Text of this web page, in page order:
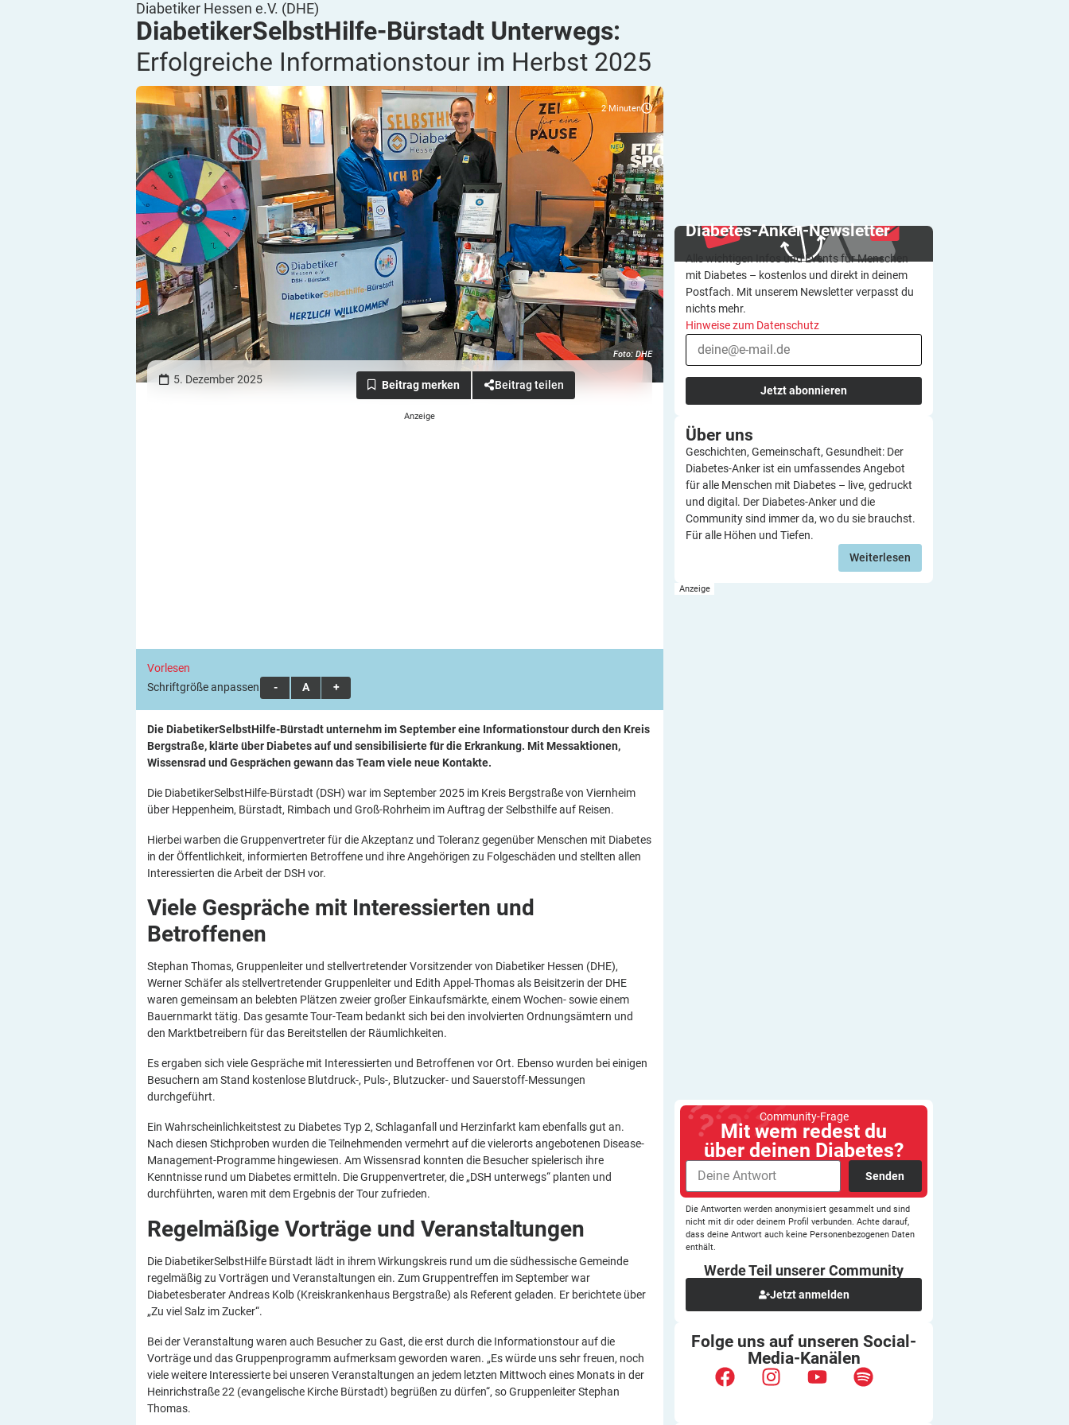
Diabetiker Hessen e.V. (DHE)
DiabetikerSelbstHilfe-Bürstadt Unterwegs:
Erfolgreiche Informationstour im Herbst 2025
2 Minuten
Foto: DHE
5. Dezember 2025 Beitrag teilen
Vorlesen
Schriftgröße anpassen:
A A A
Die DiabetikerSelbstHilfe-Bürstadt unternehm im September eine Informationstour durch den Kreis
Bergstraße, klärte über Diabetes auf und sensibilisierte für die Erkrankung. Mit Messaktionen,
Wissensrad und Gesprächen gewann das Team viele neue Kontakte.
Die DiabetikerSelbstHilfe-Bürstadt (DSH) war im September 2025 im Kreis Bergstraße von Viernheim
über Heppenheim, Bürstadt, Rimbach und Groß-Rohrheim im Auftrag der Selbsthilfe auf Reisen.
Hierbei warben die Gruppenvertreter für die Akzeptanz und Toleranz gegenüber Menschen mit Diabetes
in der Öffentlichkeit, informierten Betroffene und ihre Angehörigen zu Folgeschäden und stellten allen
Interessierten die Arbeit der DSH vor.
Viele Gespräche mit Interessierten und
Betroffenen
Stephan Thomas, Gruppenleiter und stellvertretender Vorsitzender von Diabetiker Hessen (DHE),
Werner Schäfer als stellvertretender Gruppenleiter und Edith Appel-Thomas als Beisitzerin der DHE
waren gemeinsam an belebten Plätzen zweier großer Einkaufsmärkte, einem Wochen- sowie einem
Bauernmarkt tätig. Das gesamte Tour-Team bedankt sich bei den involvierten Ordnungsämtern und
den Marktbetreibern für das Bereitstellen der Räumlichkeiten.
Es ergaben sich viele Gespräche mit Interessierten und Betroffenen vor Ort. Ebenso wurden bei einigen
Besuchern am Stand kostenlose Blutdruck-, Puls-, Blutzucker- und Sauerstoff-Messungen
durchgeführt.
Ein Wahrscheinlichkeitstest zu Diabetes Typ 2, Schlaganfall und Herzinfarkt kam ebenfalls gut an.
Nach diesen Stichproben wurden die Teilnehmenden vermehrt auf die vielerorts angebotenen Disease-
Management-Programme hingewiesen. Am Wissensrad konnten die Besucher spielerisch ihre
Kenntnisse rund um Diabetes ermitteln. Die Gruppenvertreter, die „DSH unterwegs“ planten und
durchführten, waren mit dem Ergebnis der Tour zufrieden.
Regelmäßige Vorträge und Veranstaltungen
Die DiabetikerSelbstHilfe Bürstadt lädt in ihrem Wirkungskreis rund um die südhessische Gemeinde
regelmäßig zu Vorträgen und Veranstaltungen ein. Zum Gruppentreffen im September war
Diabetesberater Andreas Kolb (Kreiskrankenhaus Bergstraße) als Referent geladen. Er berichtete über
„Zu viel Salz im Zucker“.
Bei der Veranstaltung waren auch Besucher zu Gast, die erst durch die Informationstour auf die
Vorträge und das Gruppenprogramm aufmerksam geworden waren. „Es würde uns sehr freuen, noch
viele weitere Interessierte bei unseren Veranstaltungen an jedem letzten Mittwoch eines Monats in der
Heinrichstraße 22 (evangelische Kirche Bürstadt) begrüßen zu dürfen“, so Gruppenleiter Stephan
Thomas.
Diabetes-Anker-Newsletter
Alle wichtigen Infos und Events für Menschen
mit Diabetes – kostenlos und direkt in deinem
Postfach. Mit unserem Newsletter verpasst du
nichts mehr.
Hinweise zum Datenschutz
Jetzt abonnieren
Über uns
Geschichten, Gemeinschaft, Gesundheit: Der
Diabetes-Anker ist ein umfassendes Angebot
für alle Menschen mit Diabetes – live, gedruckt
und digital. Der Diabetes-Anker und die
Community sind immer da, wo du sie brauchst.
Für alle Höhen und Tiefen.
Weiterlesen
Community-Frage
Mit wem redest du
über deinen Diabetes?
Senden
Die Antworten werden anonymisiert gesammelt und sind
nicht mit dir oder deinem Profil verbunden. Achte darauf,
dass deine Antwort auch keine Personenbezogenen Daten
enthält.
Werde Teil unsererCommunity
Jetzt anmelden
Folge uns auf unserenSocial-
Media-Kanälen